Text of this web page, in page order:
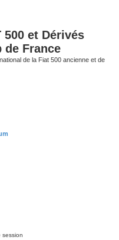
500 et Dérivés
de France
de la Fiat 500 ancienne et de
session